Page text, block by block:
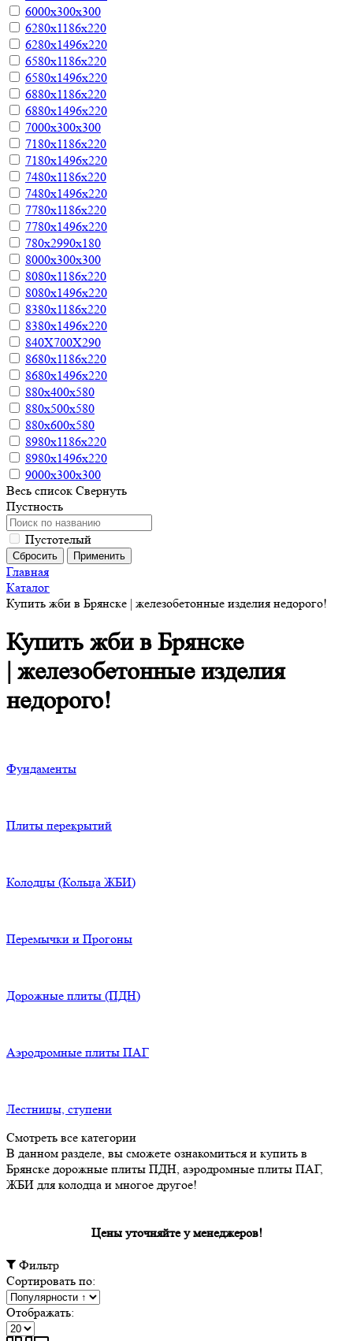
6000х300х300
6280х1186х220
6280х1496х220
6580х1186х220
6580х1496х220
6880х1186х220
6880х1496х220
7000х300х300
7180х1186х220
7180х1496х220
7480х1186х220
7480х1496х220
7780х1186х220
7780х1496х220
780х2990х180
8000х300х300
8080х1186х220
8080х1496х220
8380х1186х220
8380х1496х220
840Х700Х290
8680х1186х220
8680х1496х220
880х400х580
880х500х580
880х600х580
8980х1186х220
8980х1496х220
9000х300х300
Весь список Свернуть
Пустность
Пустотелый
Главная
Каталог
Купить жби в Брянске | железобетонные изделия недорого!
Купить жби в Брянске
| железобетонные изделия
недорого!
Фундаменты
Плиты перекрытий
Колодцы (Кольца ЖБИ)
Перемычки и Прогоны
Дорожные плиты (ПДН)
Аэродромные плиты ПАГ
Лестницы, ступени
Смотреть все категории
В данном разделе, вы сможете ознакомиться и купить в
Брянске дорожные плиты ПДН, аэродромные плиты ПАГ,
ЖБИ для колодца и многое другое!
Цены уточняйте у менеджеров!
Фильтр
Сортировать по:
Отображать: